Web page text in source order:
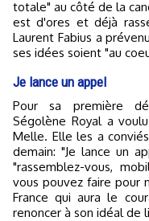
totale" au côté de la
est d'ores et déjà
Laurent Fabius a
ses idées soient "au
Je lance un appel
Pour sa première déclaration de candidate officielle,
Ségolène Royal a
Melle. Elle les a
demain: "Je lance un
"rassemblez-vous,
vous pouvez faire pour
France qui aura le
renoncer à son idéal